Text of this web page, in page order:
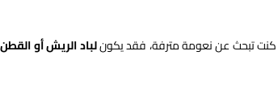
كنت تبحث عن نعومة مترفة، فقد يكونلباد الريش أو القطن